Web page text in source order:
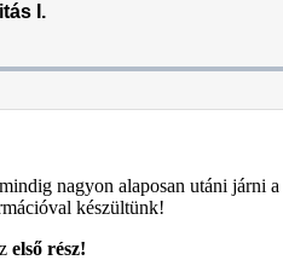
nagyon alaposan utáni járni
készültünk!
első rész!